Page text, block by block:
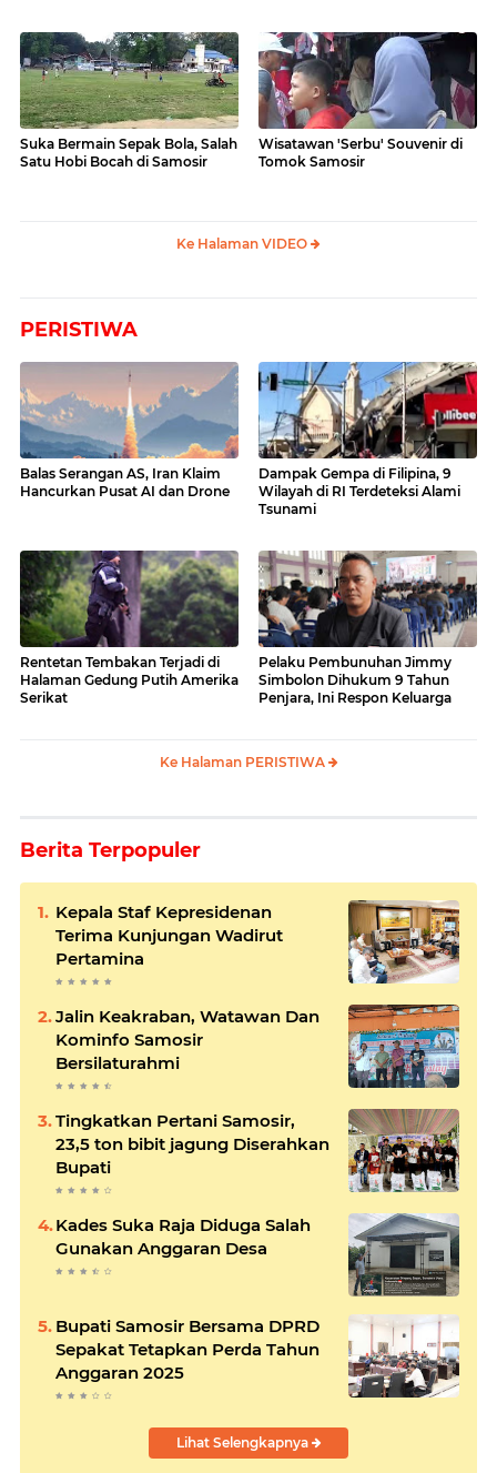
Suka Bermain Sepak Bola, Salah
Satu Hobi Bocah di Samosir
Wisatawan 'Serbu' Souvenir di
Tomok Samosir
Ke Halaman VIDEO
PERISTIWA
Balas Serangan AS, Iran Klaim
Hancurkan Pusat AI dan Drone
Dampak Gempa di Filipina, 9
Wilayah di RI Terdeteksi Alami
Tsunami
Rentetan Tembakan Terjadi di
Halaman Gedung Putih Amerika
Serikat
Pelaku Pembunuhan Jimmy
Simbolon Dihukum 9 Tahun
Penjara, Ini Respon Keluarga
Ke Halaman PERISTIWA
Berita Terpopuler
Kepala Staf Kepresidenan
Terima Kunjungan Wadirut
Pertamina
Jalin Keakraban, Watawan Dan
Kominfo Samosir
Bersilaturahmi
Tingkatkan Pertani Samosir,
23,5 ton bibit jagung Diserahkan
Bupati
Kades Suka Raja Diduga Salah
Gunakan Anggaran Desa
Bupati Samosir Bersama DPRD
Sepakat Tetapkan Perda Tahun
Anggaran 2025
Lihat Selengkapnya